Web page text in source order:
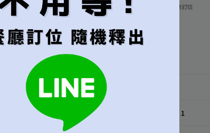
用餐時段 建議"隨機"較容易成功訂位
午餐
代訂費 每位 NT$
x 1